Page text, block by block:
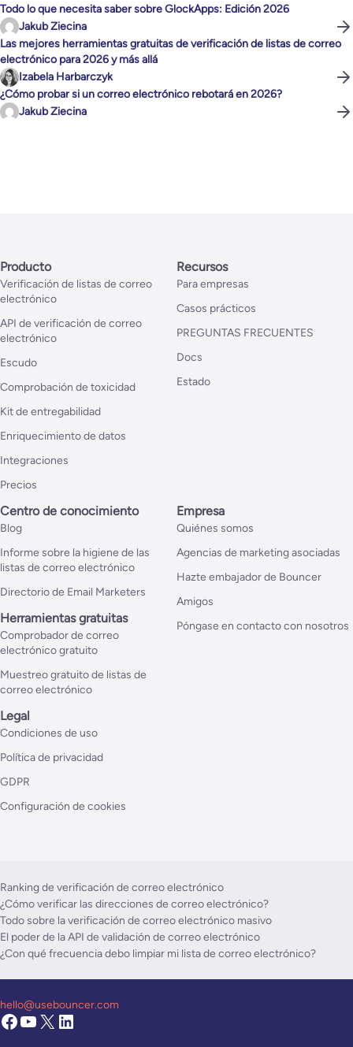
Todo lo que necesita saber sobre GlockApps: Edición 2026
Jakub Ziecina
Las mejores herramientas gratuitas de verificación de listas de correo
electrónico para 2026 y más allá
Izabela Harbarczyk
¿Cómo probar si un correo electrónico rebotará en 2026?
Jakub Ziecina
Producto
Verificación de listas de correo
electrónico
API de verificación de correo
electrónico
Escudo
Comprobación de toxicidad
Kit de entregabilidad
Enriquecimiento de datos
Integraciones
Precios
Recursos
Para empresas
Casos prácticos
PREGUNTAS FRECUENTES
Docs
Estado
Centro de conocimiento
Blog
Informe sobre la higiene de las
listas de correo electrónico
Directorio de Email Marketers
Herramientas gratuitas
Comprobador de correo
electrónico gratuito
Muestreo gratuito de listas de
correo electrónico
Empresa
Quiénes somos
Agencias de marketing asociadas
Hazte embajador de Bouncer
Amigos
Póngase en contacto con nosotros
Legal
Condiciones de uso
Política de privacidad
GDPR
Configuración de cookies
Ranking de verificación de correo electrónico
¿Cómo verificar las direcciones de correo electrónico?
Todo sobre la verificación de correo electrónico masivo
El poder de la API de validación de correo electrónico
¿Con qué frecuencia debo limpiar mi lista de correo electrónico?
hello@usebouncer.com